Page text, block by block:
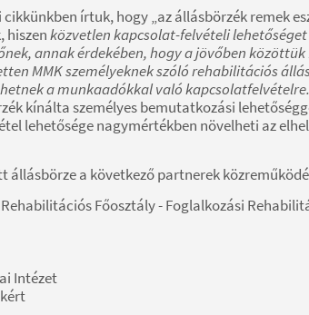
írtuk, hogy „az állásbörzék remek
hiszenközvetlen kapcsolat-felvételi
annak érdekében, hogy a jövőben
MMK személyeknek szóló rehabilitációs
a munkaadókkal való
kínálta személyes bemutatkozási
lehetősége nagymértékben növelheti az
állásbörze a következő partnerek
Főosztály - Foglalkozási
Intézet